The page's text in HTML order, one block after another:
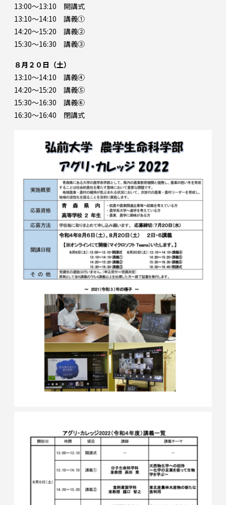
13:00～13:10 開講式
13:10～14:10 講義①
14:20～15:20 講義②
15:30～16:30 講義③
８月２０日（土）
13:10～14:10 講義④
14:20～15:20 講義⑤
15:30～16:30 講義⑥
16:30～16:40 閉講式